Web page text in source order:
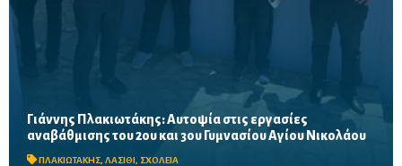
Γιάννης Πλακιωτάκης: Αυτοψία στις εργασίες
αναβάθμισης του 2ου και 3ου Γυμνασίου Αγίου Νικολάου
ΠΛΑΚΙΩΤΑΚΗΣ, ΛΑΣΙΘΙ, ΣΧΟΛΕΙΑ
Οι παρεμβάσεις του προγράμματος «Μαριέττα Γιαννάκου»
αναμένεται να ολοκληρωθούν πριν από τη νέα σχολική χρονιά –
Προβλέπονται ανακαινίσεις αιθουσών, αύλειων και...